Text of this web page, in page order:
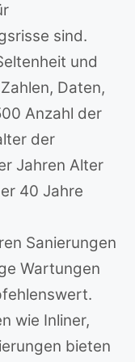
sind.
und
Daten,
Anzahl der
der
Jahren Alter
40 Jahre
Sanierungen
Wartungen
wie Inliner,
bieten